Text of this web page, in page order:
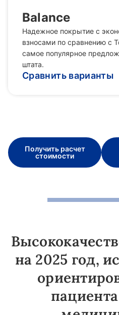
Balance
Надежное покрытие с
взносами по сравнению с
самое популярное
штата.
Сравнить варианты
Получить расчет
стоимости
на 2025 год,